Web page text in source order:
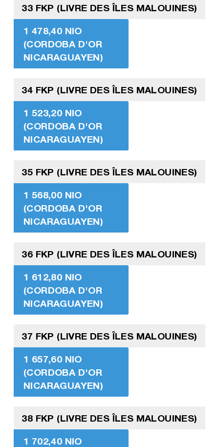
33 FKP (LIVRE DES ÎLES MALOUINES)
1 478,40 NIO
(CORDOBA D'OR
NICARAGUAYEN)
34 FKP (LIVRE DES ÎLES MALOUINES)
1 523,20 NIO
(CORDOBA D'OR
NICARAGUAYEN)
35 FKP (LIVRE DES ÎLES MALOUINES)
1 568,00 NIO
(CORDOBA D'OR
NICARAGUAYEN)
36 FKP (LIVRE DES ÎLES MALOUINES)
1 612,80 NIO
(CORDOBA D'OR
NICARAGUAYEN)
37 FKP (LIVRE DES ÎLES MALOUINES)
1 657,60 NIO
(CORDOBA D'OR
NICARAGUAYEN)
38 FKP (LIVRE DES ÎLES MALOUINES)
1 702,40 NIO